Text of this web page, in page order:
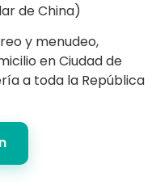
de China)
y menudeo,
en Ciudad de
a toda la República